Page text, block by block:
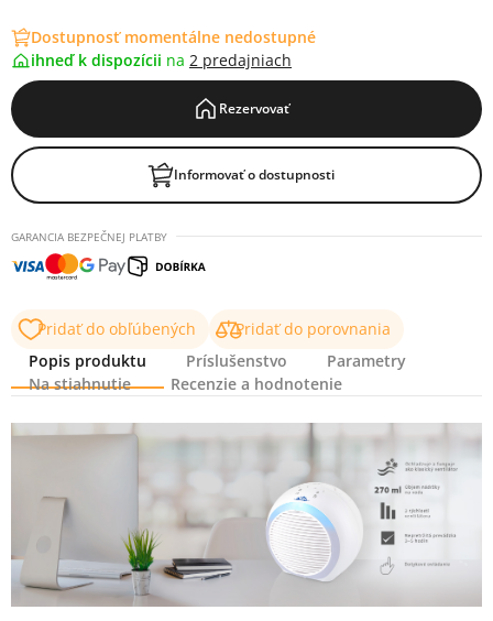
Dostupnosť momentálne nedostupné
ihneď k dispozícii na 2 predajniach
Rezervovať
Informovať o dostupnosti
GARANCIA BEZPEČNEJ PLATBY
Pridať do obľúbených
Pridať do porovnania
Popis produktu
Príslušenstvo
Parametry
Na stiahnutie
Recenzie a hodnotenie
Popis produktu